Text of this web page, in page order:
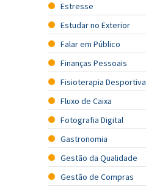
Estresse
Estudar no Exterior
Falar em Público
Finanças Pessoais
Fisioterapia Desportiva
Fluxo de Caixa
Fotografia Digital
Gastronomia
Gestão da Qualidade
Gestão de Compras